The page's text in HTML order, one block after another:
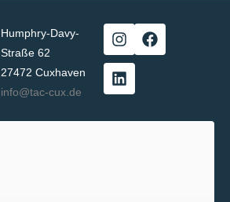
Humphry-Davy-
Straße 62
27472 Cuxhaven
info@tac-cux.de